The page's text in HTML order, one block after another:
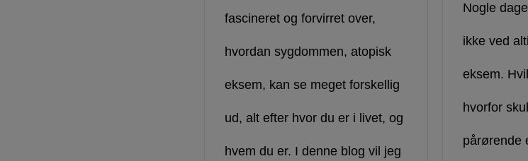
fascineret og forvirret over,
hvordan sygdommen, atopisk
eksem, kan se meget forskellig
ud, alt efter hvor du er i livet, og
hvem du er. I denne blog vil jeg
Nogle
ikke ved
eksem.
hvorfor
pårørende